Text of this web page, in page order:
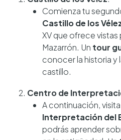
Comienza tu
Castillo de los
XV que ofrece
Mazarrón. Un tour
conocer la historia y
castillo.
Centro de
A continuación,
Interpretación del
podrás aprender